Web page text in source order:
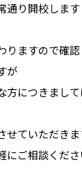
通り開校します
りますので確
が
方につきまして
せていただき
にご相談くださ